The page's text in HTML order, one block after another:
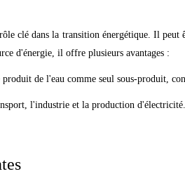
clé dans la transition énergétique. Il
d'énergie, il offre plusieurs avantages :
de l'eau comme seul sous-produit,
l'industrie et la production d'électricité.